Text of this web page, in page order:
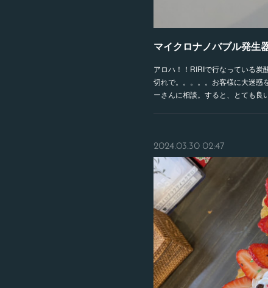
マイクロナノバブル発
アロハ！！RIRIで行なっている炭
切れで。。。。。お客様に大迷惑
ーさんに相談。すると、とても
2024.03.30 02:47